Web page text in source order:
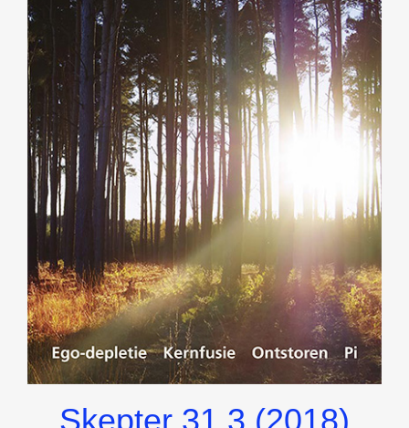
Skepter 31.3 (2018)